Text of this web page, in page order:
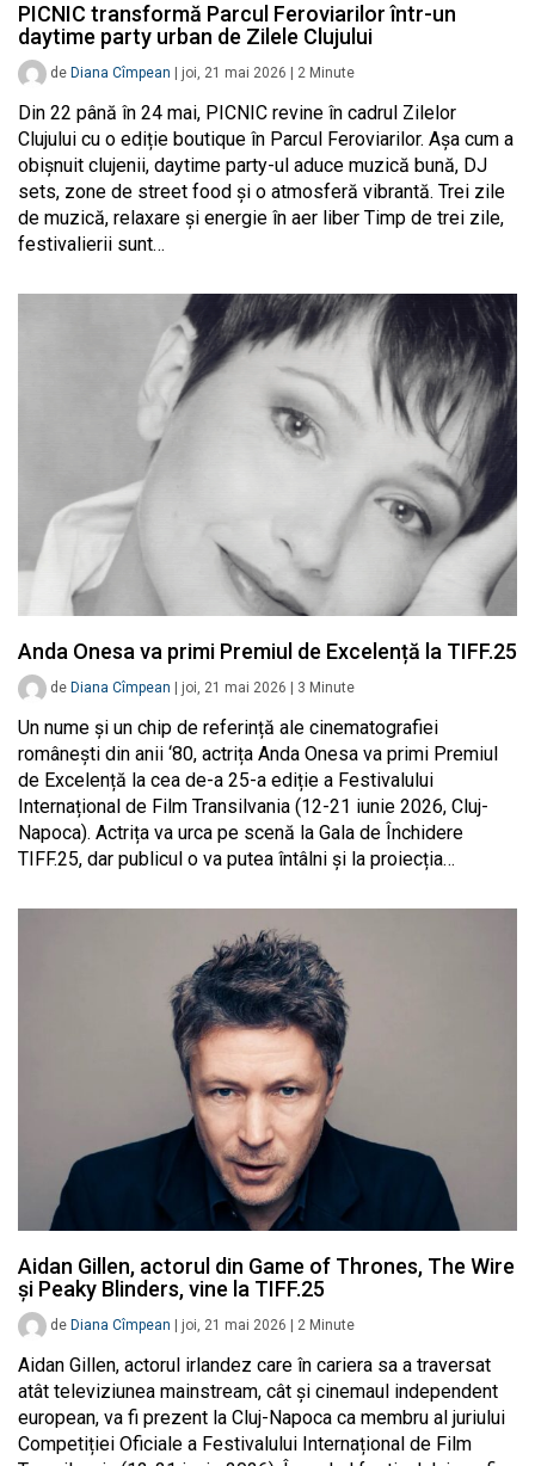
PICNIC transformă Parcul Feroviarilor într-un
daytime party urban de Zilele Clujului
de Diana Cîmpean joi, 21 mai 2026 2 Minute
Din 22 până în 24 mai, PICNIC revine în cadrul Zilelor
Clujului cu o ediție boutique în Parcul Feroviarilor. Așa cum a
obișnuit clujenii, daytime party-ul aduce muzică bună, DJ
sets, zone de street food și o atmosferă vibrantă. Trei zile
de muzică, relaxare și energie în aer liber Timp de trei zile,
festivalierii sunt…
Anda Onesa va primi Premiul de Excelență la TIFF.25
de Diana Cîmpean joi, 21 mai 2026 3 Minute
Un nume și un chip de referință ale cinematografiei
românești din anii ‘80, actrița Anda Onesa va primi Premiul
de Excelență la cea de-a 25-a ediție a Festivalului
Internațional de Film Transilvania (12-21 iunie 2026, Cluj-
Napoca). Actrița va urca pe scenă la Gala de Închidere
TIFF.25, dar publicul o va putea întâlni și la proiecția…
Aidan Gillen, actorul din Game of Thrones, The Wire
și Peaky Blinders, vine la TIFF.25
de Diana Cîmpean joi, 21 mai 2026 2 Minute
Aidan Gillen, actorul irlandez care în cariera sa a traversat
atât televiziunea mainstream, cât și cinemaul independent
european, va fi prezent la Cluj-Napoca ca membru al juriului
Competiției Oficiale a Festivalului Internațional de Film